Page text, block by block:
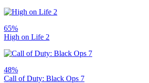
65%
High on Life 2
48%
Call of Duty: Black Ops 7